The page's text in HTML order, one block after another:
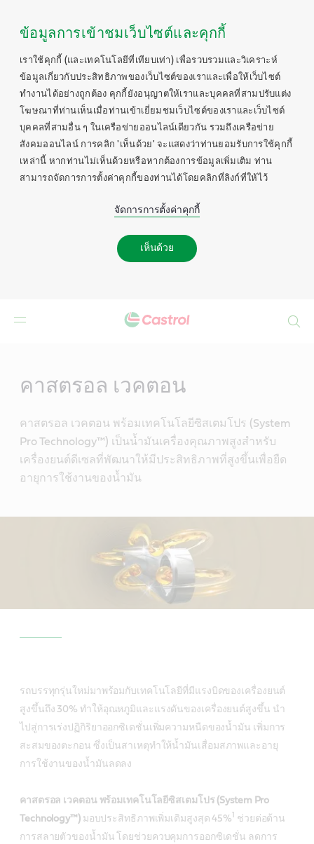
ข้อมูลการเข้าชมเว็บไซต์และคุกกี้
เราใช้คุกกี้ (และเทคโนโลยีที่เทียบเท่า) เพื่อรวบรวมและวิเคราะห์
ข้อมูลเกี่ยวกับประสิทธิภาพของเว็บไซต์ของเราและเพื่อให้เว็บไซต์
ทำงานได้อย่างถูกต้อง คุกกี้ยังอนุญาตให้เราและบุคคลที่สามปรับแต่ง
โฆษณาที่ท่านเห็นเมื่อท่านเข้าเยี่ยมชมเว็บไซต์ของเราและเว็บไซต์
บุคคลที่สามอื่น ๆ ในเครือข่ายออนไลน์เดียวกัน รวมถึงเครือข่าย
สังคมออนไลน์ การคลิก 'เห็นด้วย' จะแสดงว่าท่านยอมรับการใช้คุกกี้
เหล่านี้ หากท่านไม่เห็นด้วยหรือหากต้องการข้อมูลเพิ่มเติม ท่าน
สามารถจัดการการตั้งค่าคุกกี้ของท่านได้โดยคลิกที่ลิงก์ที่ให้ไว้
จัดการการตั้งค่าคุกกี้
เห็นด้วย
คาสตรอล เวคตอน
คาสตรอล เวคตอน พร้อมเทคโนโลยีซิสเตมโปร (System
Pro Technology™) เป็นน้ำมันเครื่องคุณภาพสูงสำหรับ
เครื่องยนต์ดีเซลที่พัฒนาให้มีประสิทธิภาพที่สูงขึ้นเพื่อยืด
อายุการใช้งานของน้ำมัน
รถบรรทุกรุ่นใหม่มาพร้อมกับเทคโนโลยีที่มีแรงบิดของเครื่องยนต์
สูงขึ้นถึง 30% ทำให้อุณหภูมิและแรงดันของเครื่องยนต์สูงขึ้น นำ
ไปสู่การเร่งปฏิกิริยาออกซิเดชั่นเพิ่มความหนืดของน้ำมัน เพิ่มการ
สะสมของตะกอน ซึ่งเป็นสาเหตุทำให้น้ำมันเสื่อมสภาพและอายุ
การใช้งานของน้ำมันลดลง
คาสตรอล เวคตอน พร้อมเทคโนโลยีซิสเตมโปร (System Pro
Technology™)มอบประสิทธิภาพเพิ่มเติมสูงสุด 45%
ช่วยต่อต้าน
การสลายตัวของน้ำมัน โดยช่วยควบคุมการออกซิเดชั่น ลดการ